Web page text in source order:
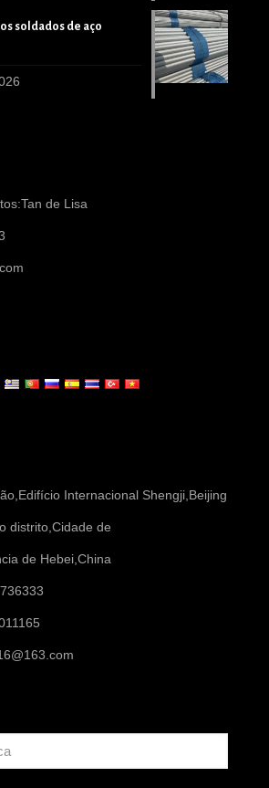
soldados de aço
de Lisa
Internacional Shengji,Beijing
distrito,Cidade de
de Hebei,China